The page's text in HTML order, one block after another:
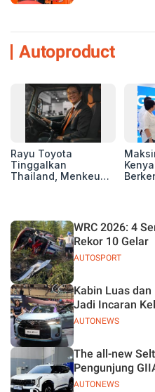
Autoproduct
Rayu Toyota
Tinggalkan
Thailand, Menkeu
Basis Produksi
ASEAN
2026
AUTOSPORT
WRC 2026: 4
Rekor 10 Gelar
AUTONEWS
Kabin Luas
Jadi Incaran
AUTONEWS
The all-new
Pengunjung